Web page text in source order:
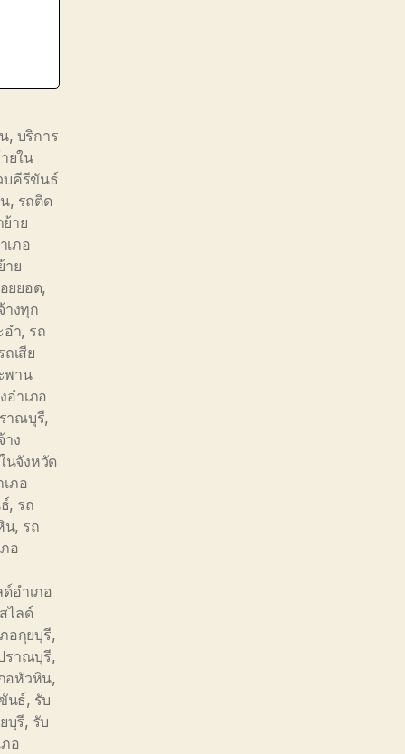
, บริการ
ยใน
บคีรีขันธ์
, รถติด
ย้าย
เภอ
าย
ยยอด,
างทุก
อำ, รถ
เสีย
พาน
อำเภอ
าณบุรี,
าง
นจังหวัด
เภอ
, รถ
น, รถ
อ
อำเภอ
ไลด์
อกุยบุรี,
ราณบุรี,
อหัวหิน,
นธ์, รับ
บุรี, รับ
ภอ